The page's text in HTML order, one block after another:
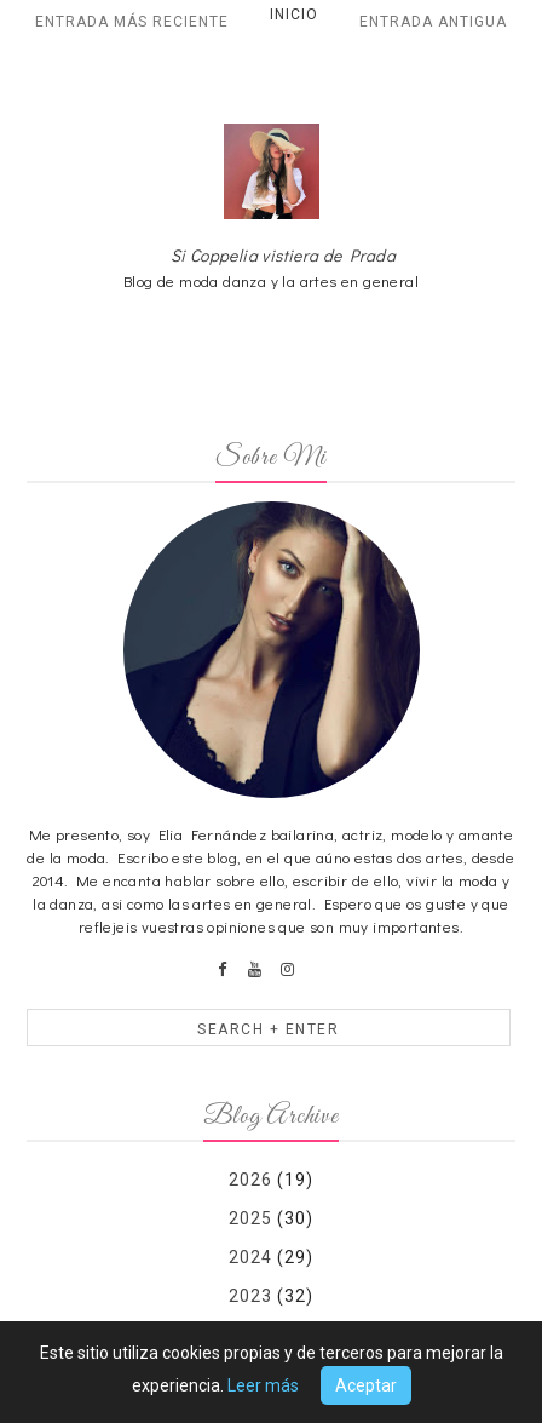
ENTRADA MÁS RECIENTE ENTRADA ANTIGUA
INICIO
Si Coppelia vistiera de Prada
Blog de moda danza y la artes en general
Sobre Mi
Me presento, soy Elia Fernández bailarina, actriz, modelo y amante
de la moda. Escribo este blog, en el que aúno estas dos artes, desde
2014. Me encanta hablar sobre ello, escribir de ello, vivir la moda y
la danza, asi como las artes en general. Espero que os guste y que
reflejeis vuestras opiniones que son muy importantes.
Blog Archive
2026 (19)
2025 (30)
2024 (29)
2023 (32)
Este sitio utiliza cookies propias y de terceros para mejorar la
experiencia.
Leer más Aceptar